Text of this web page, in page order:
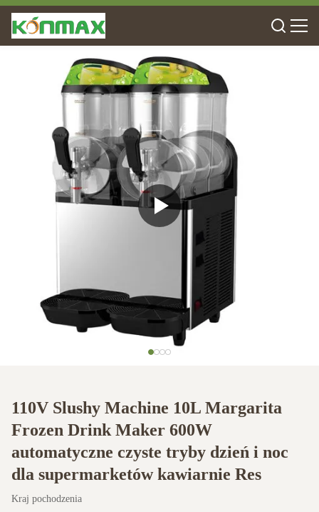
110V Slushy Machine 10L Margarita
Frozen Drink Maker 600W
automatyczne czyste tryby dzień i noc
dla supermarketów kawiarnie Res
Kraj pochodzenia